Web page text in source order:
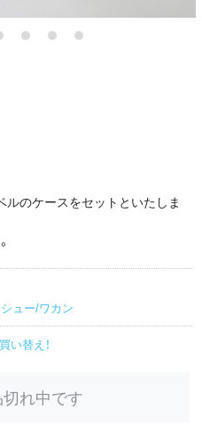
ルのケースをセットといたしま
ュー/ワカン
い替え！
れ中です